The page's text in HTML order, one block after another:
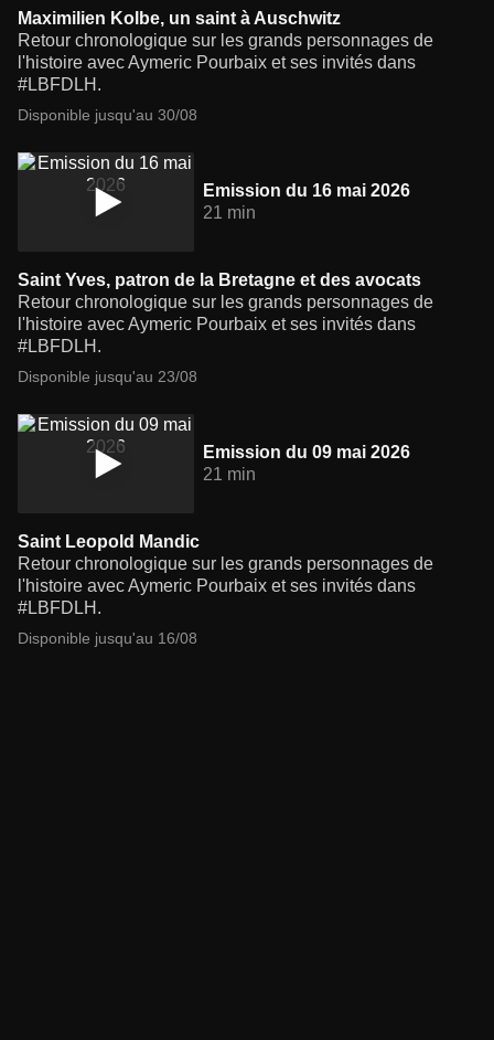
Maximilien Kolbe, un saint à Auschwitz
Retour chronologique sur les grands personnages de
l'histoire avec Aymeric Pourbaix et ses invités dans
#LBFDLH.
Disponible jusqu'au 30/08
Emission du 16 mai 2026
21 min
Saint Yves, patron de la Bretagne et des avocats
Retour chronologique sur les grands personnages de
l'histoire avec Aymeric Pourbaix et ses invités dans
#LBFDLH.
Disponible jusqu'au 23/08
Emission du 09 mai 2026
21 min
Saint Leopold Mandic
Retour chronologique sur les grands personnages de
l'histoire avec Aymeric Pourbaix et ses invités dans
#LBFDLH.
Disponible jusqu'au 16/08